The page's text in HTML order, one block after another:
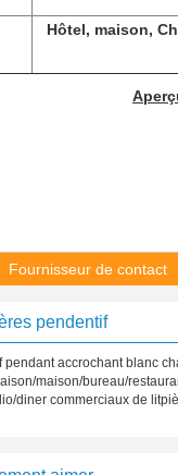
Hôtel, maison,
Fournisseur de contact
pendentif
pendant accrochant blanc
maison/bureau/
diner commerciaux de